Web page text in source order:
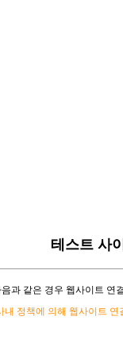
테스트 사
음과 같은 경우 웹사이트 연
내 정책에 의해 웹사이트